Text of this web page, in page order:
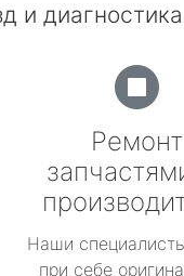
и
Ремонт
Наши
при себе